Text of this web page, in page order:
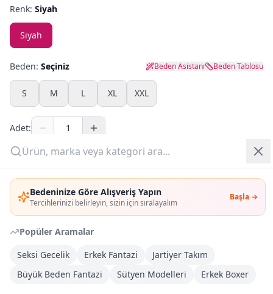
Bedeninize Göre Alışveriş Yapın
Tercihlerinizi belirleyin, sizin için sıralayalım
Başla →
Popüler Aramalar
Seksi Gecelik
Erkek Fantazi
Jartiyer Takım
Büyük Beden Fantazi
Sütyen Modelleri Erkek Boxer
Plaj & Mayo
Yazlık Pijama
Kampanyalar
Yeni Gelenler
OUTLET
Giriş Yap
Üye Ol
Renk: Siyah
Siyah
Beden: Seçiniz Beden Asistanı Beden Tablosu
S M L XL XXL
Adet:
Sepete Ekle
Şimdi Al
DHL Kargoya Teslim
Yarın kargoda
Kargo Bedava